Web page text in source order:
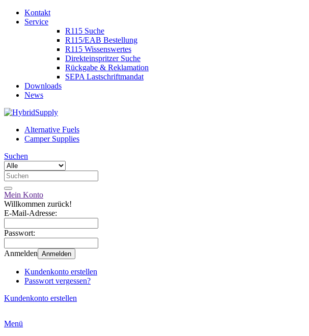
Kontakt
Service
R115 Suche
R115/EAB Bestellung
R115 Wissenswertes
Direkteinspritzer Suche
Rückgabe & Reklamation
SEPA Lastschriftmandat
Downloads
News
Alternative Fuels
Camper Supplies
Suchen
Mein Konto
Willkommen zurück!
E-Mail-Adresse:
Passwort:
Anmelden Anmelden
Kundenkonto erstellen
Passwort vergessen?
Kundenkonto erstellen
Menü